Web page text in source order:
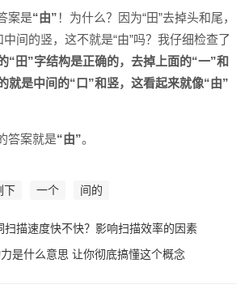
案是“由” ！为什么？因为“田”去掉头和尾，
中间的竖，这不就是“由”吗？我仔细检查了
“田”字结构是正确的，去掉上面的“一”和
就是中间的“口”和竖，这看起来就像“由”
答案就是“由”。
下 一个 间的
扫描速度快不快？影响扫描效率的因素
是什么意思 让你彻底搞懂这个概念